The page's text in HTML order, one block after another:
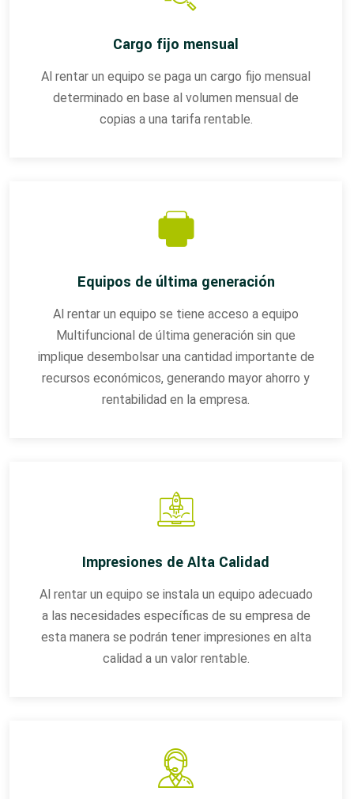
Cargo fijo mensual
Al rentar un equipo se paga un cargo fijo mensual
determinado en base al volumen mensual de
copias a una tarifa rentable.
Equipos de última generación
Al rentar un equipo se tiene acceso a equipo
Multifuncional de última generación sin que
implique desembolsar una cantidad importante de
recursos económicos, generando mayor ahorro y
rentabilidad en la empresa.
Impresiones de Alta Calidad
Al rentar un equipo se instala un equipo adecuado
a las necesidades específicas de su empresa de
esta manera se podrán tener impresiones en alta
calidad a un valor rentable.